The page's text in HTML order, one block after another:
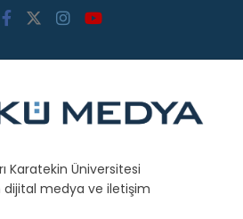
Karatekin Üniversitesi
medya ve iletişim